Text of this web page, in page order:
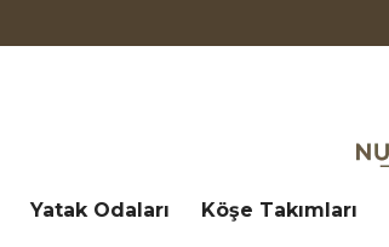
Yatak Odaları Köşe Takımları